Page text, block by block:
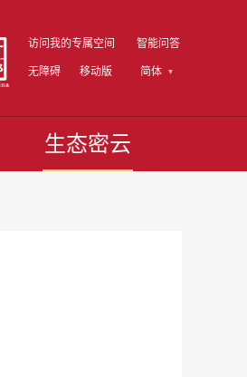
访问我的专属空间 智能问答
无障碍 移动版 简体
生态密云